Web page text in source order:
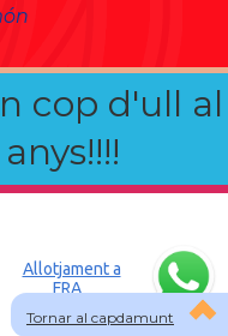
cop d'ull al
Tornar al capdamunt
Allotjament a
FRA